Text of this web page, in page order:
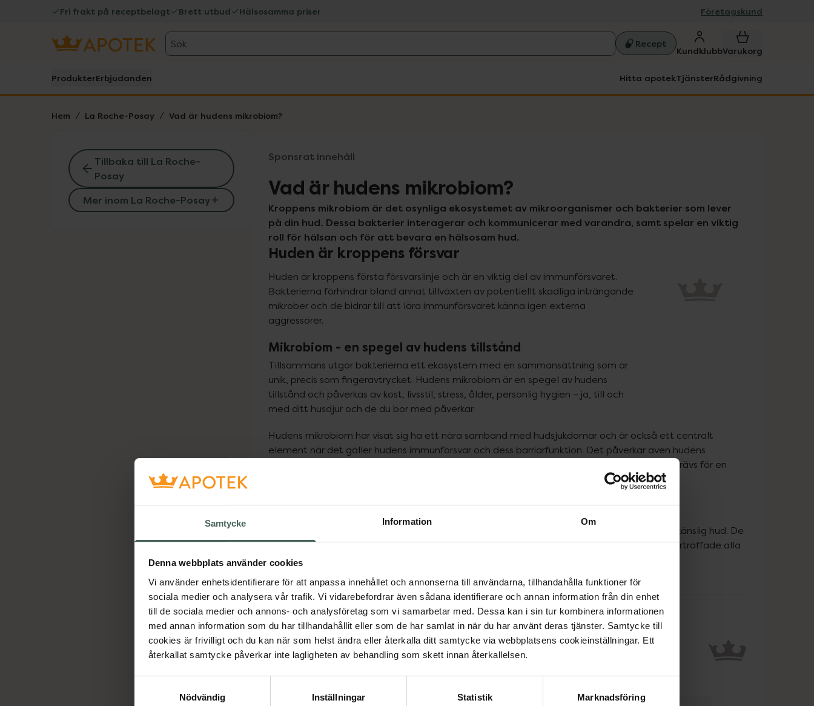
Samtycke Information Om
Denna webbplats använder cookies
Vi använder enhetsidentifierare för att anpassa innehållet och annonserna till användarna, tillhandahålla funktioner för
sociala medier och analysera vår trafik. Vi vidarebefordrar även sådana identifierare och annan information från din enhet
till de sociala medier och annons- och analysföretag som vi samarbetar med. Dessa kan i sin tur kombinera informationen
med annan information som du har tillhandahållit eller som de har samlat in när du har använt deras tjänster. Samtycke till
cookies är frivilligt och du kan när som helst ändra eller återkalla ditt samtycke via webbplatsens cookieinställningar. Ett
återkallat samtycke påverkar inte lagligheten av behandling som skett innan återkallelsen.
Nödvändig
Inställningar Statistik Marknadsföring
Fri frakt på receptbelagt Brett utbud Hälsosamma priser Företagskund
Sök Recept
KundklubbVarukorg
ProdukterErbjudanden Hitta apotekTjänsterRådgivning
Hem La Roche-Posay Vad är hudens mikrobiom?
Tillbaka till La Roche-
Posay
Mer inom La Roche-Posay
Sponsrat innehåll
Vad är hudens mikrobiom?
Kroppens mikrobiom är det osynliga ekosystemet av mikroorganismer och bakterier som lever
på din hud. Dessa bakterier interagerar och kommunicerar med varandra, samt spelar en viktig
roll för hälsan och för att bevara en hälsosam hud.
Huden är kroppens försvar
Huden är kroppens första försvarslinje och är en viktig del av immunförsvaret.
Bakterierna förhindrar bland annat tillväxten av potentiellt skadliga inträngande
mikrober och de bidrar till att lära immunförsvaret känna igen externa
aggressorer.
Mikrobiom - en spegel av hudens tillstånd
Tillsammans utgör bakterierna ett ekosystem med en sammansättning som är
unik, precis som fingeravtrycket. Hudens mikrobiom är en spegel av hudens
tillstånd och påverkas av kost, livsstil, stress, ålder, personlig hygien – ja, till och
med ditt husdjur och de du bor med påverkar.
Hudens mikrobiom har visat sig ha ett nära samband med hudsjukdomar och är också ett centralt
element när det gäller hudens immunförsvar och dess barriärfunktion. Det påverkar även hudens
tendens till atopi. Det är viktigt att förstå balansen för att kunna skapa den harmoni som krävs för en
La Roche-Posay och mikrobiom
La Roche-Posays uppdrag är att tillhandahålla livsförändrande hudvård till personer med känslig hud. De
har utvecklat en ny ingrediens, Aqua Posae - som odlas i termiskt vatten. Ingrediensen överträffade alla
våra förväntningar: Mikrobiomet hamnade i balans och balansen bevarades också bättre.
Fler produkter inom Lipikar-serien
Lista: . Innehåller 4 objekt.
Hoppa över Lista